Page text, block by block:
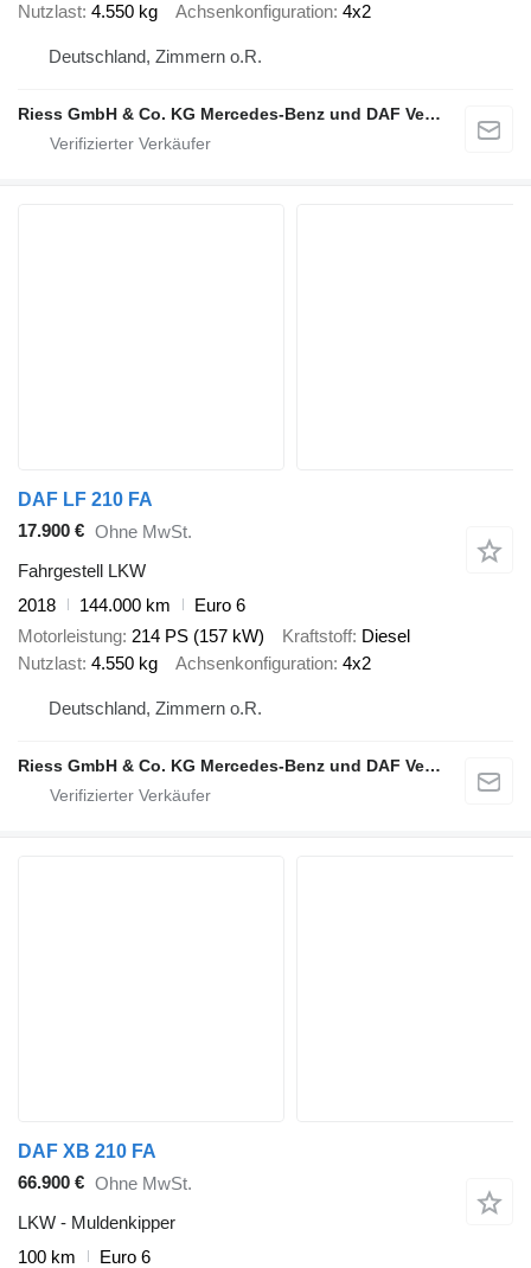
Nutzlast 4.550 kg Achsenkonfiguration 4x2
Deutschland, Zimmern o.R.
Riess GmbH & Co. KG Mercedes-Benz und DAF Vertragspartner
DAF LF 210 FA
17.900 € Ohne MwSt.
Fahrgestell LKW
2018
144.000 km
Euro 6
Motorleistung 214 PS (157 kW) Kraftstoff Diesel
Nutzlast 4.550 kg Achsenkonfiguration 4x2
Deutschland, Zimmern o.R.
Riess GmbH & Co. KG Mercedes-Benz und DAF Vertragspartner
DAF XB 210 FA
66.900 € Ohne MwSt.
LKW - Muldenkipper
100 km
Euro 6